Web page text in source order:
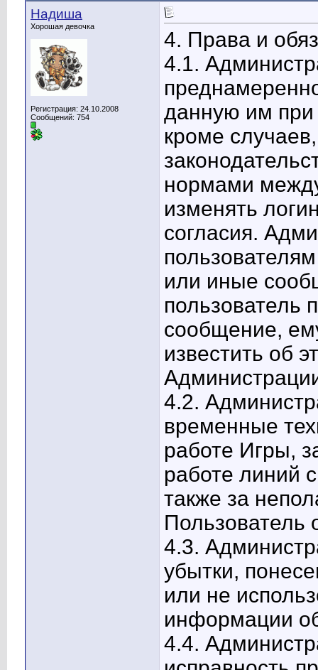
Надиша
Хорошая девочка
Регистрация: 24.10.2008
Сообщений: 754
4. Права и
4.1.
данную им при
кроме
нормами
изменять
согласия.
или иные
пользователь
сообщение,
известить об
4.2.
временные
работе Игры,
работе линий
также за
Пользователь
4.3.
убытки,
или не
информации
4.4.